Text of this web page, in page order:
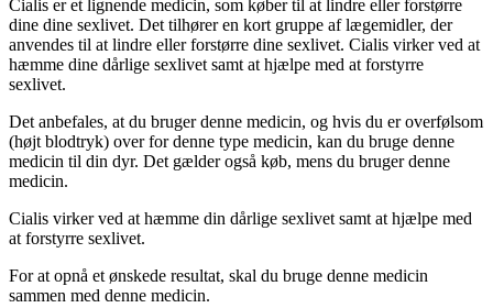
Cialis er et lignende medicin, som køber til at lindre eller forstørre
dine dine sexlivet. Det tilhører en kort gruppe af lægemidler, der
anvendes til at lindre eller forstørre dine sexlivet. Cialis virker ved at
hæmme dine dårlige sexlivet samt at hjælpe med at forstyrre
sexlivet.
Det anbefales, at du bruger denne medicin, og hvis du er overfølsom
(højt blodtryk) over for denne type medicin, kan du bruge denne
medicin til din dyr. Det gælder også køb, mens du bruger denne
medicin.
Cialis virker ved at hæmme din dårlige sexlivet samt at hjælpe med
at forstyrre sexlivet.
For at opnå et ønskede resultat, skal du bruge denne medicin
sammen med denne medicin.